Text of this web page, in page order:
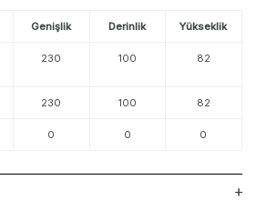
Genişlik Derinlik Yükseklik
230 100 82
230 100 82
0 0 0